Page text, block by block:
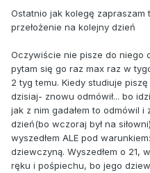
Ostatnio jak kolegę zapraszam
przełożenie na kolejny dzień
Oczywiście nie pisze do niego
pytam się go raz max raz w
2 tyg temu. Kiedy studiuje
dzisiaj- znowu odmówił... bo
jak z nim gadałem to odmówil
dzień(bo wczoraj był na
wyszedłem ALE pod
dziewczyną. Wyszedłem o 21,
ręku i pośpiechu, bo jego